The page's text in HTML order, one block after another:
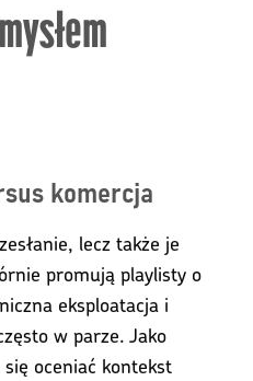
komercja
lecz także je
promują playlisty o
eksploatacja i
w parze. Jako
oceniać kontekst